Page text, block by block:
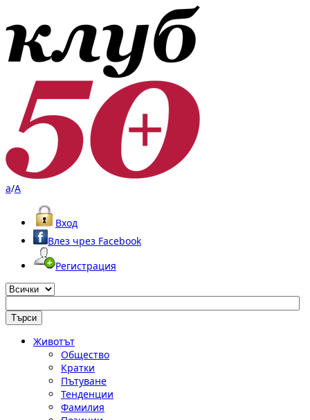
a/A
Вход
Влез чрез Facebook
Регистрация
Животът
Общество
Кратки
Пътуване
Тенденции
Фамилия